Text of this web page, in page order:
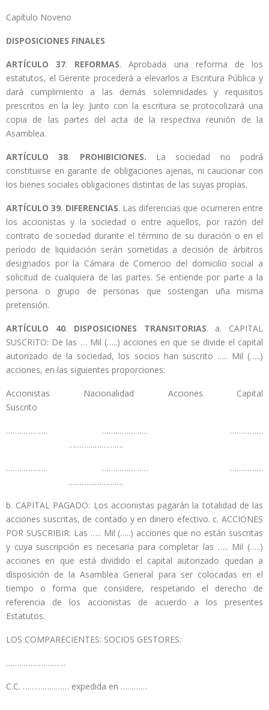
Capítulo Noveno
DISPOSICIONES FINALES
ARTÍCULO 37. REFORMAS. Aprobada una reforma de los
estatutos, el Gerente procederá a elevarlos a Escritura Pública y
dará cumplimiento a las demás solemnidades y requisitos
prescritos en la ley. Junto con la escritura se protocolizará una
copia de las partes del acta de la respectiva reunión de la
Asamblea.
ARTÍCULO 38. PROHIBICIONES. La sociedad no podrá
constituirse en garante de obligaciones ajenas, ni caucionar con
los bienes sociales obligaciones distintas de las suyas propias.
ARTÍCULO 39. DIFERENCIAS. Las diferencias que ocurrieren entre
los accionistas y la sociedad o entre aquellos, por razón del
contrato de sociedad durante el término de su duración o en el
período de liquidación serán sometidas a decisión de árbitros
designados por la Cámara de Comercio del domicilio social a
solicitud de cualquiera de las partes. Se entiende por parte a la
persona o grupo de personas que sostengan uña misma
pretensión.
ARTÍCULO 40. DISPOSICIONES TRANSITORIAS. a. CAPITAL
SUSCRITO: De las … Mil (…..) acciones en que se divide el capital
autorizado de la sociedad, los socios han suscrito ….. Mil (…..)
acciones, en las siguientes proporciones:
Accionistas Nacionalidad Acciones Capital
Suscrito
………………. ………………… ……………
…………………….
………………. ………………… ……………
…………………….
b. CAPITAL PAGADO: Los accionistas pagarán la totalidad de las
acciones suscritas, de contado y en dinero efectivo. c. ACCIONES
POR SUSCRIBIR: Las ….. Mil (…..) acciones que no están suscritas
y cuya suscripción es necesaria para completar las ….. Mil (…..)
acciones en que está dividido el capital autorizado quedan a
disposición de la Asamblea General para ser colocadas en el
tiempo o forma que considere, respetando el derecho de
referencia de los accionistas de acuerdo a los presentes
Estatutos.
LOS COMPARECIENTES: SOCIOS GESTORES:
………………………
C.C. ………………… expedida en …………